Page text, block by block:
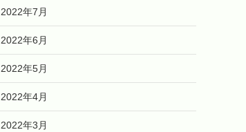
2022年7月
2022年6月
2022年5月
2022年4月
2022年3月